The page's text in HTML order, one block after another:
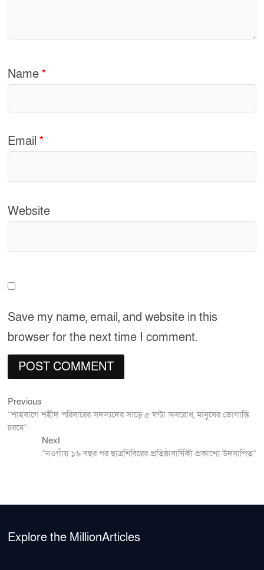
Name*
Email*
Website
Save my name, email, and website in this
browser for the next time I comment.
Post
navigation
Previous
post:
“শাহবাগে শহীদ পরিবারের সদস্যদের সাড়ে ৫ ঘণ্টা অবরোধ, মানুষের ভোগান্তি
চরমে”
NextNext
post:
“নওগাঁয় ১৬ বছর পর ছাত্রশিবিরের প্রতিষ্ঠাবার্ষিকী প্রকাশ্যে উদযাপিত”
Explore the MillionArticles